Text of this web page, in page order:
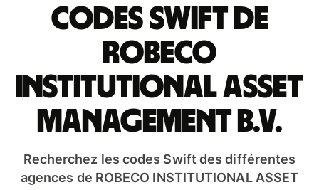
Codes Swift de
ROBECO
INSTITUTIONAL ASSET
MANAGEMENT B.V.
Recherchez les codes Swift des différentes
agences de ROBECO INSTITUTIONAL ASSET